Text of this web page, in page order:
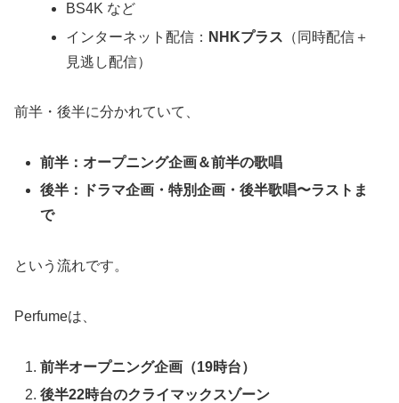
BS4K など
インターネット配信： NHKプラス （同時配信＋
見逃し配信）
前半・後半に分かれていて、
前半：オープニング企画＆前半の歌唱
後半：ドラマ企画・特別企画・後半歌唱〜ラストま
で
という流れです。
Perfumeは、
前半オープニング企画（19時台）
後半22時台のクライマックスゾーン